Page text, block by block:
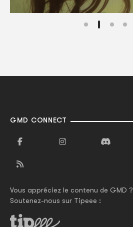
GMD CONNECT
Vous appréciez le contenu de GMD ?
Soutenez-nous sur Tipeee :